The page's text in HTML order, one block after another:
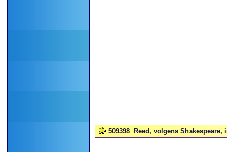
509398 Reed, volgens Shakespeare,